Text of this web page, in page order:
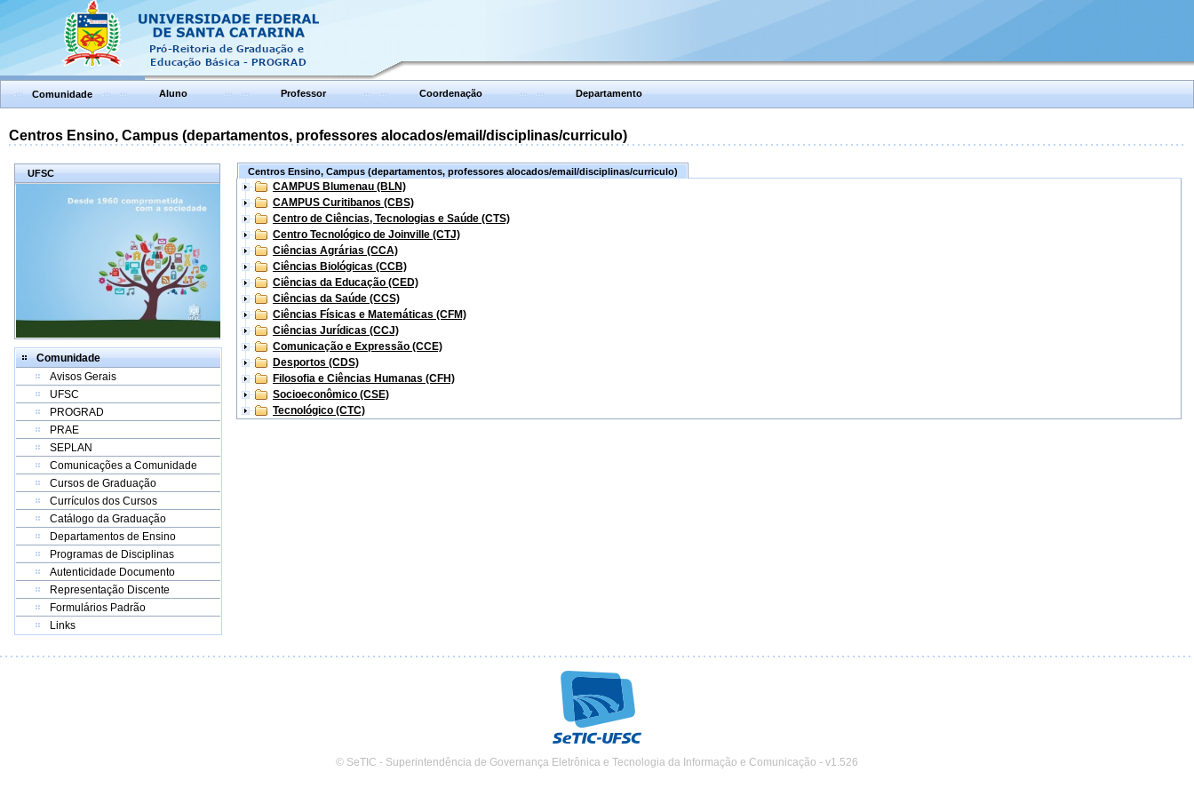
Comunidade Aluno Professor Coordenação Departamento
Centros Ensino, Campus (departamentos, professores alocados/email/disciplinas/curriculo)
UFSC
Comunidade
Avisos Gerais
UFSC
PROGRAD
PRAE
SEPLAN
Comunicações a Comunidade
Cursos de Graduação
Currículos dos Cursos
Catálogo da Graduação
Departamentos de Ensino
Programas de Disciplinas
Autenticidade Documento
Representação Discente
Formulários Padrão
Links
Centros Ensino, Campus (departamentos, professores alocados/email/disciplinas/curriculo)
CAMPUS Blumenau (BLN)
CAMPUS Curitibanos (CBS)
Centro de Ciências, Tecnologias e Saúde (CTS)
Centro Tecnológico de Joinville (CTJ)
Ciências Agrárias (CCA)
Ciências Biológicas (CCB)
Ciências da Educação (CED)
Ciências da Saúde (CCS)
Ciências Físicas e Matemáticas (CFM)
Ciências Jurídicas (CCJ)
Comunicação e Expressão (CCE)
Desportos (CDS)
Filosofia e Ciências Humanas (CFH)
Socioeconômico (CSE)
Tecnológico (CTC)
© SeTIC - Superintendência de Governança Eletrônica e Tecnologia da Informação e Comunicação - v1.526